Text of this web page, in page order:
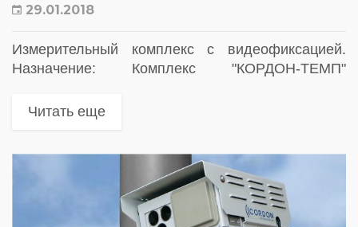
29.01.2018
Измерительный комплекс с видеофиксацией.
Назначение: Комплекс "КОРДОН-ТЕМП"
фотофиксации, распознавания ГРЗ,
(далее ФБ) и непосредственно в зоне...
Читать еще